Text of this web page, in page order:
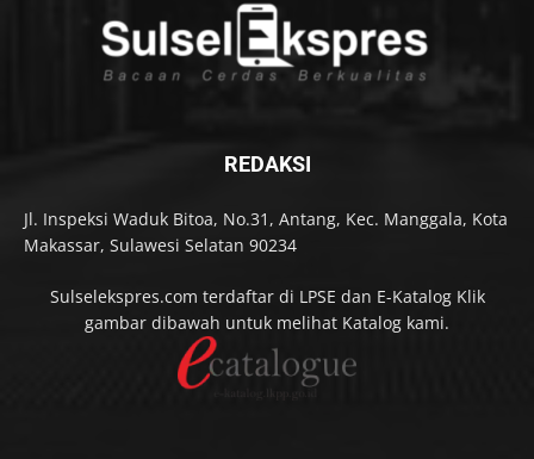
REDAKSI
Jl. Inspeksi Waduk Bitoa, No.31, Antang, Kec. Manggala, Kota
Makassar, Sulawesi Selatan 90234
Sulselekspres.com terdaftar di LPSE dan E-Katalog Klik
gambar dibawah untuk melihat Katalog kami.